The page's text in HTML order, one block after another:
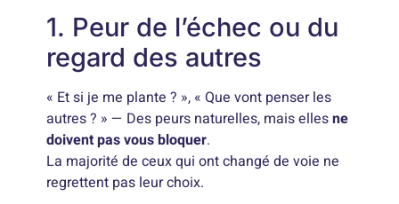
1. Peur de l’échec ou du
regard des autres
« Et si je me plante ? », « Que vont penser les
autres ? » — Des peurs naturelles, mais ellesne
doivent pas vous bloquer.
La majorité de ceux qui ont changé de voie ne
regrettent pas leur choix.